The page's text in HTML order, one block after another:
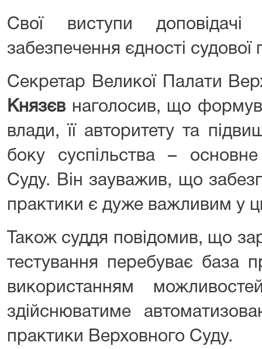
Свої виступи доповідачі
забезпечення єдності судової
Секретар Великої Палати
Князєвнаголосив, що
влади, її авторитету та
боку суспільства –
Суду. Він зауважив, що
практики є дуже важливим у
Також суддя повідомив, що
тестування перебуває база
використанням
здійснюватиме
практики Верховного Суду.